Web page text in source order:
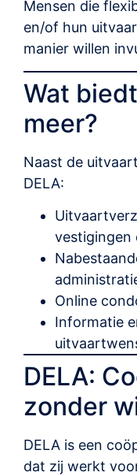
Mensen die
en/of hun
manier willen
Wat
meer?
Naast de
DELA:
vestigingen
Online
Informatie
DELA:
zonder
DELA is een
dat zij werkt